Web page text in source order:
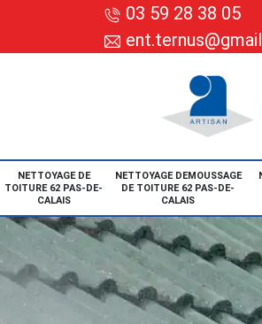
03 59 28 38 05
NETTOYAGE DE
TOITURE 62 PAS-DE-
CALAIS
NETTOYAGE DEMOUSSAGE
DE TOITURE 62 PAS-DE-
CALAIS